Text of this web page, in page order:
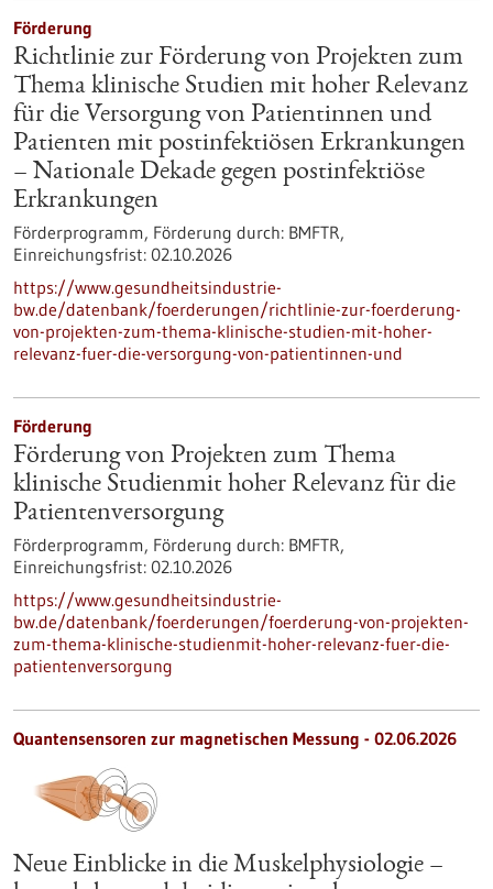
Förderung
Richtlinie zur Förderung von Projekten zum
Thema klinische Studien mit hoher Relevanz
für die Versorgung von Patientinnen und
Patienten mit postinfektiösen Erkrankungen
– Nationale Dekade gegen postinfektiöse
Erkrankungen
Förderprogramm, Förderung durch: BMFTR,
Einreichungsfrist: 02.10.2026
https://www.gesundheitsindustrie-
bw.de/datenbank/foerderungen/richtlinie-zur-foerderung-
von-projekten-zum-thema-klinische-studien-mit-hoher-
relevanz-fuer-die-versorgung-von-patientinnen-und
Förderung
Förderung von Projekten zum Thema
klinische Studienmit hoher Relevanz für die
Patientenversorgung
Förderprogramm, Förderung durch: BMFTR,
Einreichungsfrist: 02.10.2026
https://www.gesundheitsindustrie-
bw.de/datenbank/foerderungen/foerderung-von-projekten-
zum-thema-klinische-studienmit-hoher-relevanz-fuer-die-
patientenversorgung
Quantensensoren zur magnetischen Messung - 02.06.2026
Neue Einblicke in die Muskelphysiologie –